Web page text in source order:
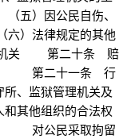
五）因公民自伤、
）法律规定的其他
机关 第二十条 赔
。 第二十一条 行
、监狱管理机关及
其他组织的合法权
。 对公民采取拘留